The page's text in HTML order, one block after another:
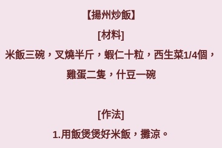
【揚州炒飯】
[材料]
米飯三碗，叉燒半斤，蝦仁十粒，西生菜1/4個，
雞蛋二隻，什豆一碗
[作法]
1.用飯煲煲好米飯，攤涼。